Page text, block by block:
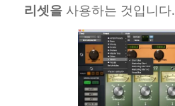
리셋을사용하는 것입니다.